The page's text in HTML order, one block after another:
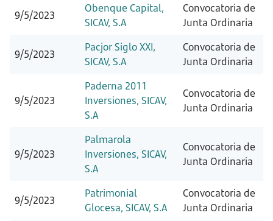
9/5/2023
Obenque Capital,
SICAV, S.A
Convocatoria de
Junta Ordinaria
9/5/2023
Pacjor Siglo XXI,
SICAV, S.A
Convocatoria de
Junta Ordinaria
9/5/2023
Paderna 2011
Inversiones, SICAV,
S.A
Convocatoria de
Junta Ordinaria
9/5/2023
Palmarola
Inversiones, SICAV,
S.A
Convocatoria de
Junta Ordinaria
9/5/2023
Patrimonial
Glocesa, SICAV, S.A
Convocatoria de
Junta Ordinaria